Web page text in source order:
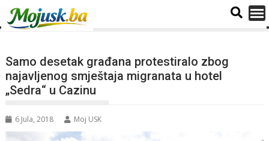
Samo desetak građana protestiralo zbog
najavljenog smještaja migranata u hotel
„Sedra“ u Cazinu
6 Jula, 2018 Moj USK